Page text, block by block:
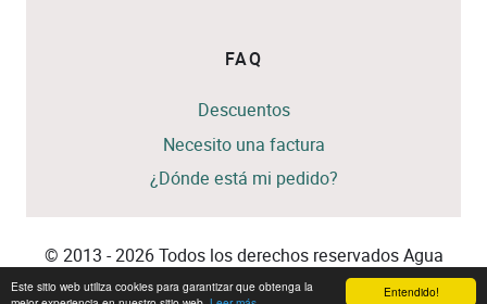
Entendido!
Este sitio web utiliza cookies para garantizar que obtenga la
FAQ
Descuentos
Necesito una factura
¿Dónde está mi pedido?
© 2013 - 2026 Todos los derechos reservados Agua
Colores